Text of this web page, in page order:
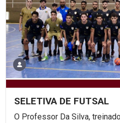
SELETIVA DE FUTSAL
O Professor Da Silva,